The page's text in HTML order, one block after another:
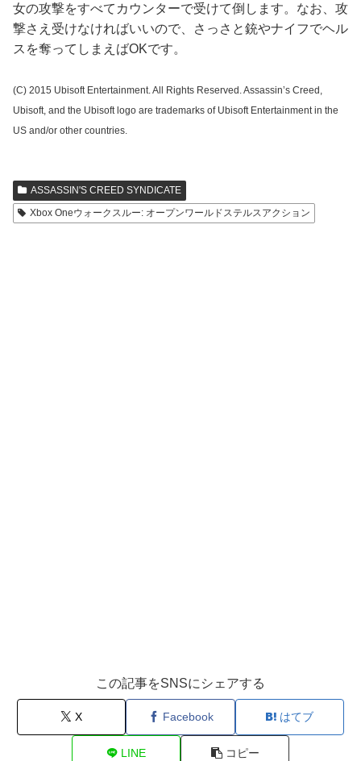
女の攻撃をすべてカウンターで受けて倒します。なお、攻
撃さえ受けなければいいので、さっさと銃やナイフでヘル
スを奪ってしまえばOKです。
(C) 2015 Ubisoft Entertainment. All Rights Reserved. Assassin’s Creed,
Ubisoft, and the Ubisoft logo are trademarks of Ubisoft Entertainment in the
US and/or other countries.
ASSASSIN'S CREED SYNDICATE
Xbox Oneウォークスルー: オープンワールドステルスアクション
この記事をSNSにシェアする
X Facebook はてブ
LINE コピー